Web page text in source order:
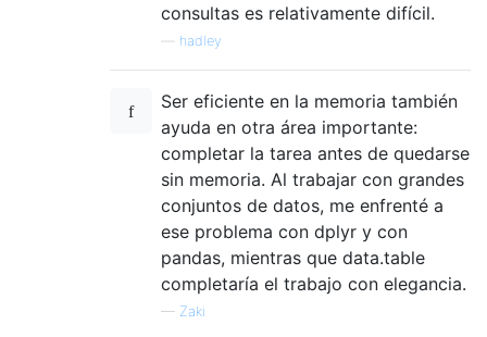
consultas es relativamente difícil.
hadley
Ser eficiente en la memoria también
ayuda en otra área importante:
completar la tarea antes de quedarse
sin memoria. Al trabajar con grandes
conjuntos de datos, me enfrenté a
ese problema con dplyr y con
pandas, mientras que data.table
completaría el trabajo con elegancia.
— Zaki